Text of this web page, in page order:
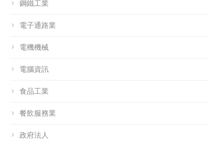
鋼鐵工業
電子通路業
電機機械
電腦資訊
食品工業
餐飲服務業
政府法人